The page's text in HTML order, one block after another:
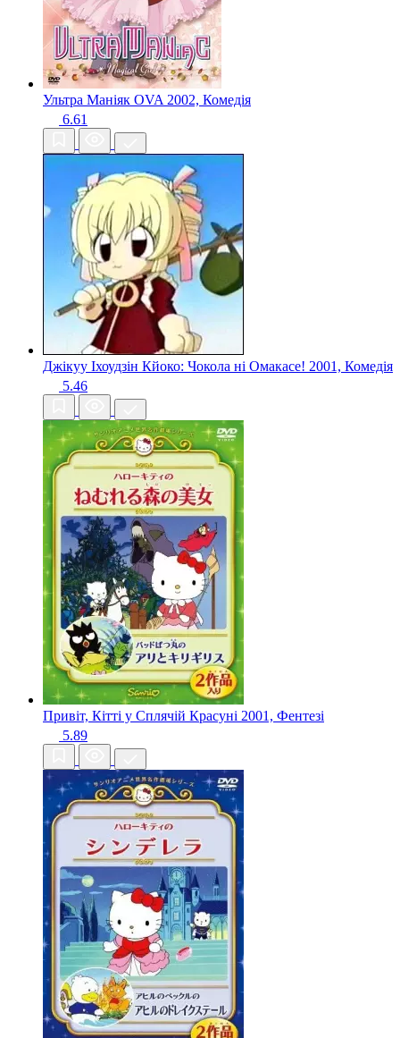
Ультра Маніяк OVA 2002, Комедія
6.61
Джікуу Іхоудзін Кйоко: Чокола ні Омакасе! 2001, Комедія
5.46
Привіт, Кітті у Сплячій Красуні 2001, Фентезі
5.89